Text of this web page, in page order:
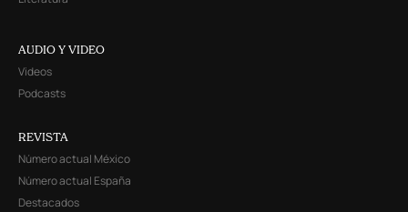
AUDIO Y VIDEO
Videos
Podcasts
REVISTA
Número actual México
Número actual España
Destacados